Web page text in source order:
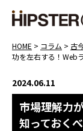
HOME > コラム > 古
功を左右する！Web
2024.06.11
市場理解力
知っておく